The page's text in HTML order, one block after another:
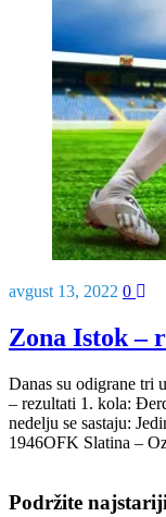
avgust 13, 2022 0
Zona Istok –
Danas su odigrane tri
– rezultati 1. kola:
nedelju se sastaju:
1946OFK Slatina –
Podržite